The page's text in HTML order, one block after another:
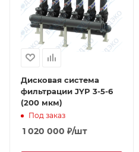
Дисковая система
фильтрации JYP 3-5-6
(200 мкм)
Под заказ
1 020 000 ₽/шт